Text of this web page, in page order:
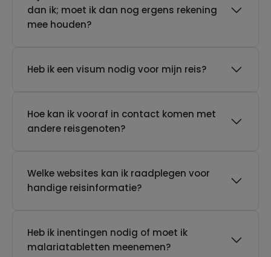
dan ik; moet ik dan nog ergens rekening
mee houden?
Heb ik een visum nodig voor mijn reis?
Hoe kan ik vooraf in contact komen met
andere reisgenoten?
Welke websites kan ik raadplegen voor
handige reisinformatie?
Heb ik inentingen nodig of moet ik
malariatabletten meenemen?